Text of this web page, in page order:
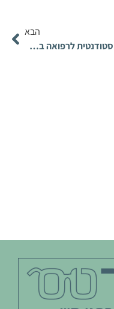
הבא
א. א. סטודנטית לרפואה במסלול ה-4 שנתי